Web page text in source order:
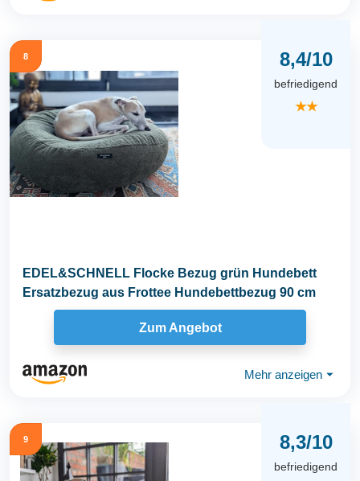
8 8,4/10
befriedigend
★★
EDEL&SCHNELL Flocke Bezug grün Hundebett
Ersatzbezug aus Frottee Hundebettbezug 90 cm
Zum Angebot
Mehr anzeigen ⏷
9 8,3/10
befriedigend